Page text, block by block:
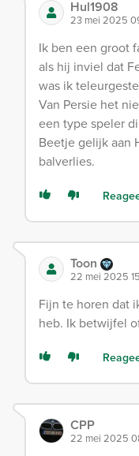
Hul1908
23 mei 2025
Ik ben een groot
als hij inviel dat
was ik
Van Persie het
een type speler
Beetje gelijk aan
balverlies.
Toon
22 mei 2025
Fijn te horen dat
heb. Ik betwijfel
CPP
22 mei 2025